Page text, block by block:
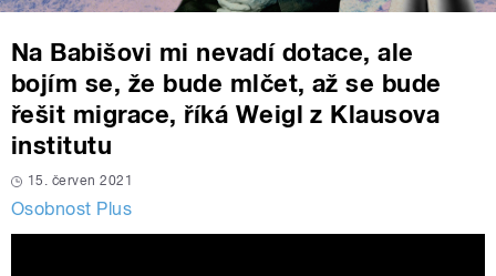
Na Babišovi mi nevadí dotace, ale
bojím se, že bude mlčet, až se bude
řešit migrace, říká Weigl z Klausova
institutu
15. červen 2021
Osobnost Plus